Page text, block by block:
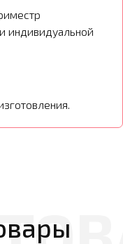
индивидуальной